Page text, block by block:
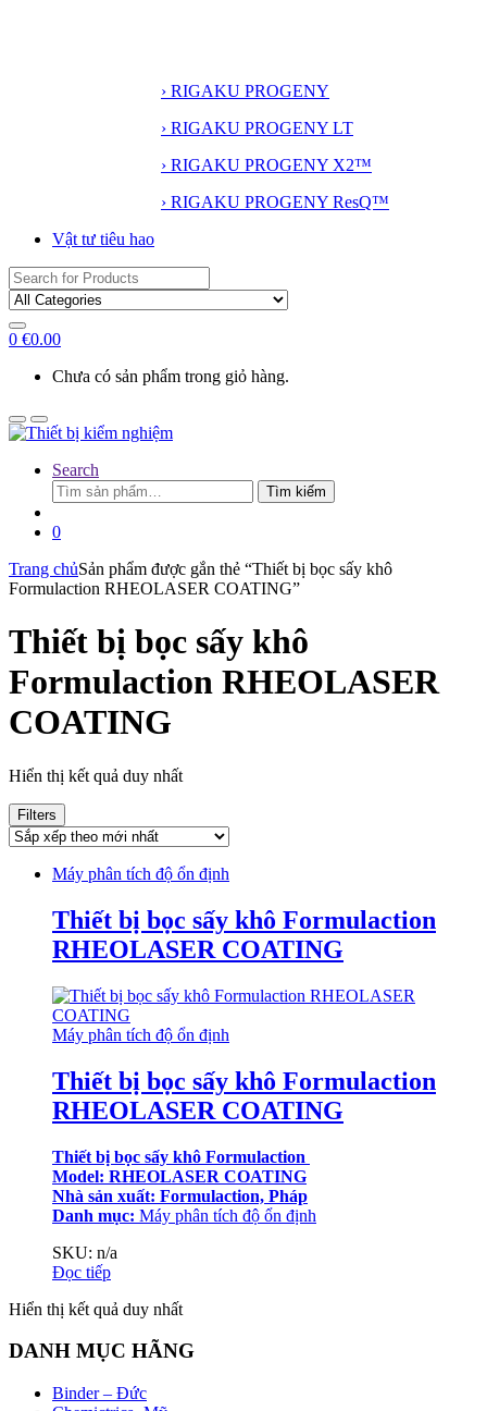
› RIGAKU PROGENY
› RIGAKU PROGENY LT
› RIGAKU PROGENY X2™
› RIGAKU PROGENY ResQ™
Vật tư tiêu hao
Search
for:
0 €0.00
Chưa có sản phẩm trong giỏ hàng.
Search
Tìm
kiếm:
Tìm kiếm
0
Trang chủSản phẩm được gắn thẻ “Thiết bị bọc sấy khô
Formulaction RHEOLASER COATING”
Thiết bị bọc sấy khô
Formulaction RHEOLASER
COATING
Hiển thị kết quả duy nhất
Filters
Máy phân tích độ ổn định
Thiết bị bọc sấy khô Formulaction
RHEOLASER COATING
Máy phân tích độ ổn định
Thiết bị bọc sấy khô Formulaction
RHEOLASER COATING
Thiết bị bọc sấy khô Formulaction
Model: RHEOLASER COATING
Nhà sản xuất: Formulaction, Pháp
Danh mục: Máy phân tích độ ổn định
SKU: n/a
Đọc tiếp
Hiển thị kết quả duy nhất
DANH MỤC HÃNG
Binder – Đức